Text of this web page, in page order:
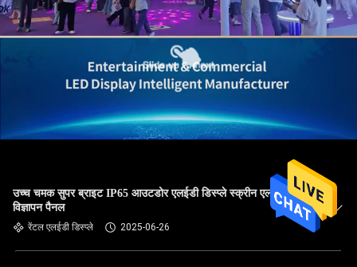
उच्च चमक सुपर ब्राइट IP65 आउटडोर एलईडी डिस्प्ले स्क्रीन एलईडी बोर्ड
विज्ञापन पैनल
रेंटल एलईडी डिस्प्ले 2025-06-26